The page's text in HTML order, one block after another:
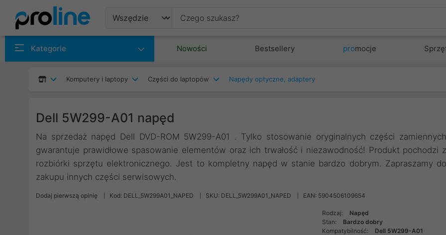
Kategorie Nowości Bestsellery promocje
Komputery i laptopy Części do laptopów Napędy optyczne, adaptery
Dell 5W299-A01 napęd
Na sprzedaż napęd Dell DVD-ROM 5W299-A01 . Tylko stosowanie oryginalnych części zamiennych
gwarantuje prawidłowe spasowanie elementów oraz ich trwałość i niezawodność! Produkt pochodzi z
rozbiórki sprzętu elektronicznego. Jest to kompletny napęd w stanie bardzo dobrym. Zapraszamy do
zakupu innych części serwisowych.
Dodaj pierwszą opinię Kod: DELL_5W299A01_NAPED SKU: DELL_5W299A01_NAPED EAN: 5904506109654
Rodzaj:
Napęd
Stan:
Bardzo dobry
Kompatybilność:
Dell 5W299-A01